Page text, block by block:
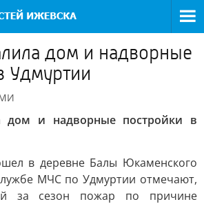
дом и надворные
Удмуртии
дом и надворные постройки в
в деревне Балы Юкаменского
МЧС по Удмуртии отмечают,
за сезон пожар по причине